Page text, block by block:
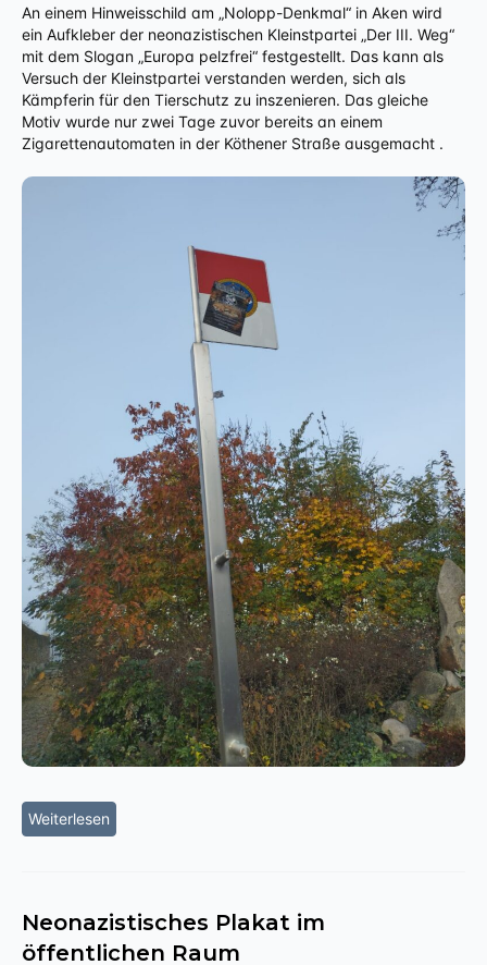
An einem Hinweisschild am „Nolopp-Denkmal“ in Aken wird
ein Aufkleber der neonazistischen Kleinstpartei „Der III. Weg“
mit dem Slogan „Europa pelzfrei“ festgestellt. Das kann als
Versuch der Kleinstpartei verstanden werden, sich als
Kämpferin für den Tierschutz zu inszenieren. Das gleiche
Motiv wurde nur zwei Tage zuvor bereits an einem
Zigarettenautomaten in der Köthener Straße ausgemacht .
Weiterlesen
Neonazistisches Plakat im
öffentlichen Raum